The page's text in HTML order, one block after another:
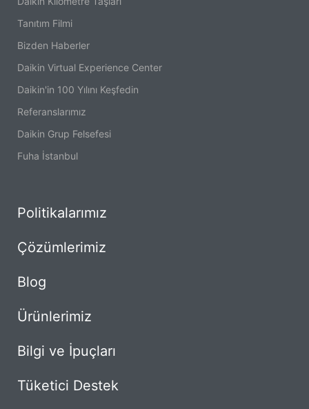
Tanıtım Filmi
Bizden Haberler
Daikin Virtual Experience Center
Daikin'in 100 Yılını Keşfedin
Referanslarımız
Daikin Grup Felsefesi
Fuha İstanbul
Politikalarımız
Çözümlerimiz
Blog
Ürünlerimiz
Bilgi ve İpuçları
Tüketici Destek